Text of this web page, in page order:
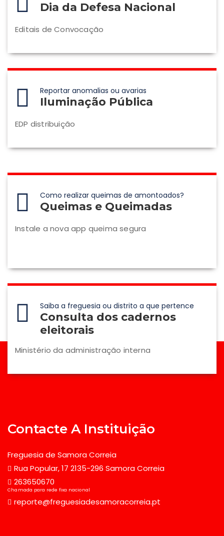
Dia da Defesa Nacional
Editais de Convocação
Reportar anomalias ou avarias
Iluminação Pública
EDP distribuição
Como realizar queimas de amontoados?
Queimas e Queimadas
Instale a nova app queima segura
Saiba a freguesia ou distrito a que pertence
Consulta dos cadernos
eleitorais
Ministério da administração interna
Contacte A Instituição
Freguesia de Samora Correia
Rua Popular, 17 2135-296 Samora Correia
263650670
Chamada para rede fixa nacional
reporte@freguesiadesamoracorreia.pt